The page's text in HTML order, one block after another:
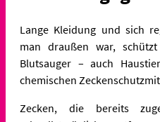
Lange Kleidung und sich
man draußen war,
Blutsauger – auch
chemischen
Zecken, die bereits